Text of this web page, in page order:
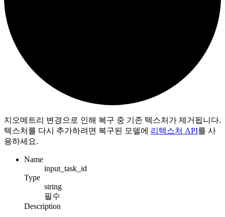
지오메트리 변경으로 인해 복구 중 기존 텍스처가 제거됩니다.
텍스처를 다시 추가하려면 복구된 모델에 리텍스처 API를 사
용하세요.
Name
input_task_id
Type
string
필수
Description